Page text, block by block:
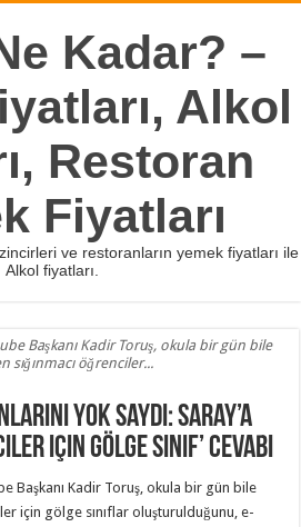
Kadar? –
Alkol
Restoran
Fiyatları
ve restoranların yemek fiyatları ile
Alkol fiyatları.
Başkanı Kadir Toruş, okula bir gün bile
sığınmacı öğrenciler...
yok saydı: Saray’a
için gölge sınıf’ cevabı
Başkanı Kadir Toruş, okula bir gün bile
için gölge sınıflar oluşturulduğunu, e-